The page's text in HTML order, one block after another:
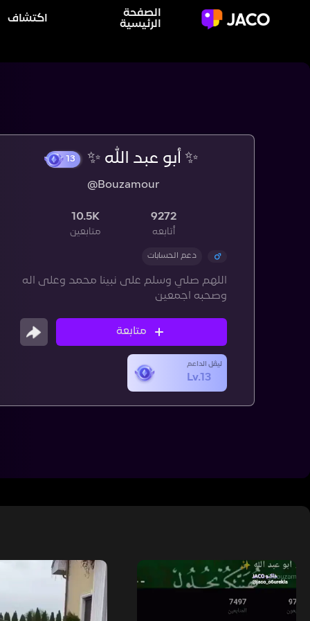
الصفحة
الرئيسية
اكتشاف
✨ أبو عبد الله ✨
@Bouzamour
9272
أتابعه
10.5K
متابعين
دعم الحسابات
اللهم صلي وسلم على نبينا محمد وعلى اله
وصحبه اجمعين
متابعة
ليڤل الداعم
Lv.13